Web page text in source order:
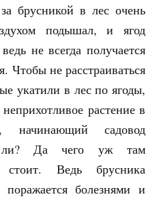
брусникой в лес очень
подышал, и ягод
не всегда получается
Чтобы не расстраиваться
укатили в лес по ягоды,
растение в
начинающий садовод
ли? Да чего уж там
стоит. Ведь брусника
болезнями и